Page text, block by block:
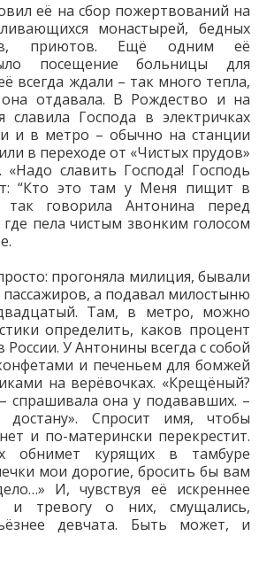
её на сбор пожертвований на
монастырей, бедных
приютов. Ещё одним её
посещение больницы для
всегда ждали – так много тепла,
отдавала. В Рождество и на
Господа в электричках
и в метро – обычно на станции
в переходе от «Чистых прудов»
«Надо славить Господа! Господь
“Кто это там у Меня пищит в
так говорила Антонина перед
пела чистым звонким голосом
прогоняла милиция, бывали
а подавал милостыню
Там, в метро, можно
определить, каков процент
У Антонины всегда с собой
и печеньем для бомжей
на верёвочках. «Крещёный?
спрашивала она у подававших. –
достану». Спросит имя, чтобы
и по-матерински перекрестит.
обнимет курящих в тамбуре
мои дорогие, бросить бы вам
И, чувствуя её искреннее
и тревогу о них, смущались,
девчата. Быть может, и